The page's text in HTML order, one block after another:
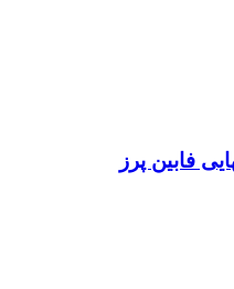
فابین پرز